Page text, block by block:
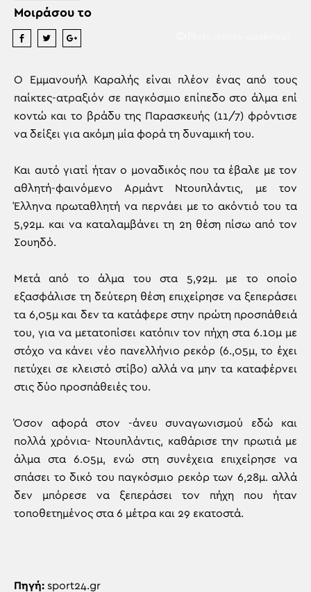
Μοιράσου το
Ο Εμμανουήλ Καραλής είναι πλέον ένας από τους
παίκτες-ατραξιόν σε παγκόσμιο επίπεδο στο άλμα επί
κοντώ και το βράδυ της Παρασκευής (11/7) φρόντισε
να δείξει για ακόμη μία φορά τη δυναμική του.
Και αυτό γιατί ήταν ο μοναδικός που τα έβαλε με τον
αθλητή-φαινόμενο Αρμάντ Ντουπλάντις, με τον
Έλληνα πρωταθλητή να περνάει με το ακόντιό του τα
5,92μ. και να καταλαμβάνει τη 2η θέση πίσω από τον
Σουηδό.
Μετά από το άλμα του στα 5,92μ. με το οποίο
εξασφάλισε τη δεύτερη θέση επιχείρησε να ξεπεράσει
τα 6,05μ και δεν τα κατάφερε στην πρώτη προσπάθειά
του, για να μετατοπίσει κατόπιν τον πήχη στα 6.10μ με
στόχο να κάνει νέο πανελλήνιο ρεκόρ (6.,05μ, το έχει
πετύχει σε κλειστό στίβο) αλλά να μην τα καταφέρνει
στις δύο προσπάθειές του.
Όσον αφορά στον -άνευ συναγωνισμού εδώ και
πολλά χρόνια- Ντουπλάντις, καθάρισε την πρωτιά με
άλμα στα 6.05μ, ενώ στη συνέχεια επιχείρησε να
σπάσει το δικό του παγκόσμιο ρεκόρ των 6,28μ. αλλά
δεν μπόρεσε να ξεπεράσει τον πήχη που ήταν
τοποθετημένος στα 6 μέτρα και 29 εκατοστά.
Πηγή: sport24.gr